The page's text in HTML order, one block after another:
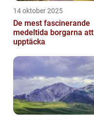
14 oktober 2025
De mest fascinerande
medeltida borgarna att
upptäcka